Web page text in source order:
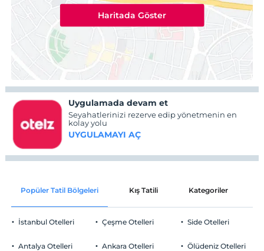
Haritada Göster
Uygulamada devam et
Seyahatlerinizi rezerve edip yönetmenin en
kolay yolu
UYGULAMAYI AÇ
Popüler Tatil Bölgeleri Kış Tatili Kategoriler
İstanbul Otelleri
Antalya Otelleri
Çeşme Otelleri
Ankara Otelleri
Side Otelleri
Ölüdeniz Otelleri